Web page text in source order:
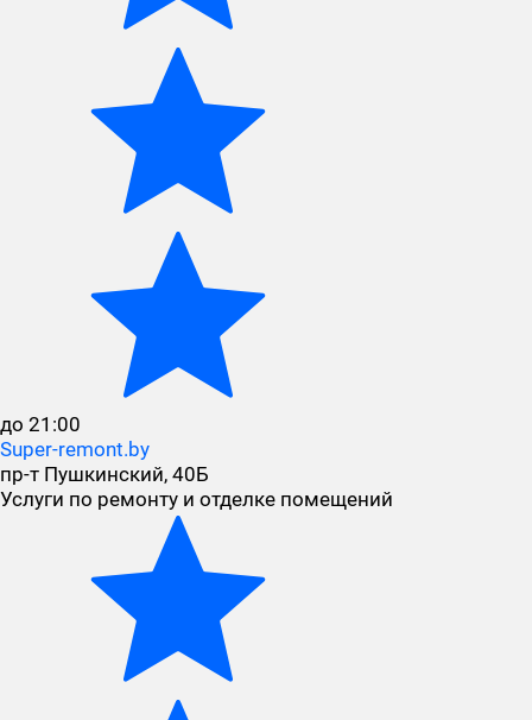
до 21:00
Super-remont.by
пр-т Пушкинский, 40Б
Услуги по ремонту и отделке помещений